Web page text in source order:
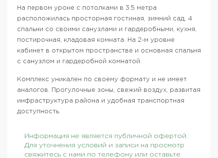
На первом уроне с потолками в 3.5 метра
расположилась просторная гостиная, зимний сад, 4
спальни со своими санузлами и гардеробными, кухня,
постирочная, кладовая комната. На 2-м уровне
кабинет в открытом пространстве и основная спальня
с санузлом и гардеробной комнатой.
Комплекс уникален по своему формату и не имеет
аналогов. Прогулочные зоны, свежий воздух, развитая
инфраструктура района и удобная транспортная
доступность.
Информация не является публичной офертой.
Для уточнения условий и записи на просмотр
свяжитесь с нами по телефону или оставьте